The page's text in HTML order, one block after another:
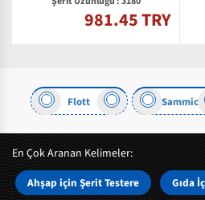
981.45 TRY
Flott Sammic
En Çok Aranan Kelimeler:
Ahşap için Şerit Testere Gıda